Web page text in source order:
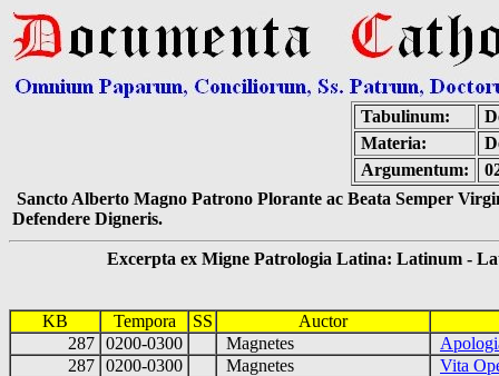
Tabulinum:
Materia:
Argumentum:
Sancto Alberto Magno Patrono Plorante ac Beata Semper
Defendere Digneris.
Excerpta ex Migne Patrologia Latina: Latinum -
KB Tempora SS
Auctor
287 0200-0300 Magnetes
287 0200-0300 Magnetes Vita